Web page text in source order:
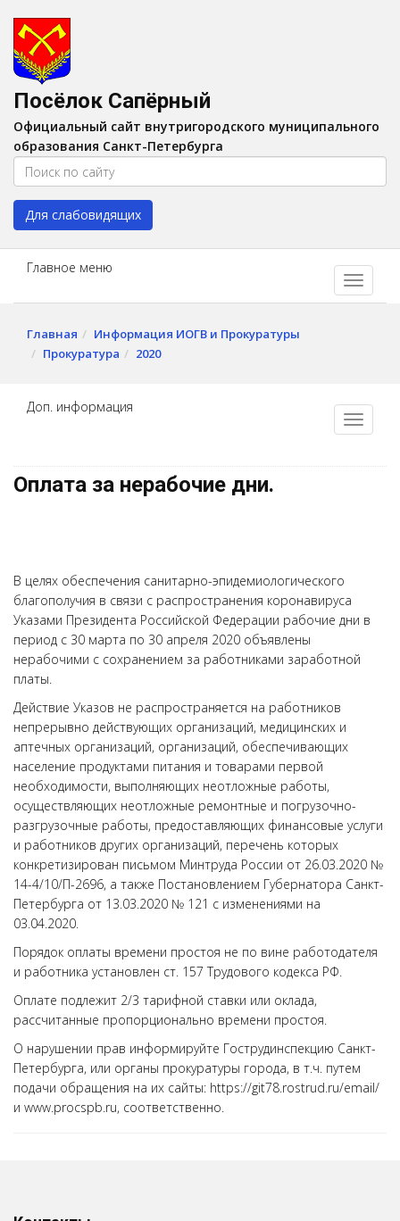
Изображения:
Цвет:A A
Посёлок Сапёрный
Официальный сайт внутригородского муниципального
образования Санкт-Петербурга
Для слабовидящих
Главное меню
Главная
Информация ИОГВ и Прокуратуры
Прокуратура
2020
Доп. информация
Оплата за нерабочие дни.
В целях обеспечения санитарно-эпидемиологического
благополучия в связи с распространения коронавируса
Указами Президента Российской Федерации рабочие дни в
период с 30 марта по 30 апреля 2020 объявлены
нерабочими с сохранением за работниками заработной
платы.
Действие Указов не распространяется на работников
непрерывно действующих организаций, медицинских и
аптечных организаций, организаций, обеспечивающих
население продуктами питания и товарами первой
необходимости, выполняющих неотложные работы,
осуществляющих неотложные ремонтные и погрузочно-
разгрузочные работы, предоставляющих финансовые услуги
и работников других организаций, перечень которых
конкретизирован письмом Минтруда России от 26.03.2020 №
14-4/10/П-2696, а также Постановлением Губернатора Санкт-
Петербурга от 13.03.2020 № 121 с изменениями на
03.04.2020.
Порядок оплаты времени простоя не по вине работодателя
и работника установлен ст. 157 Трудового кодекса РФ.
Оплате подлежит 2/3 тарифной ставки или оклада,
рассчитанные пропорционально времени простоя.
О нарушении прав информируйте Гострудинспекцию Санкт-
Петербурга, или органы прокуратуры города, в т.ч. путем
подачи обращения на их сайты: https://git78.rostrud.ru/email/
и www.procspb.ru, соответственно.